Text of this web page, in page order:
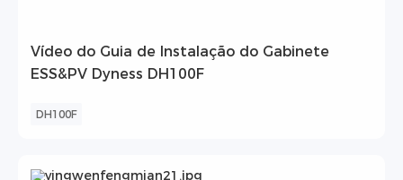
Vídeo do Guia de Instalação do Gabinete
ESS&PV Dyness DH100F
DH100F